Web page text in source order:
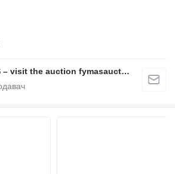
Fymas Auctions ApS – visit the auction fymasauctions.dk